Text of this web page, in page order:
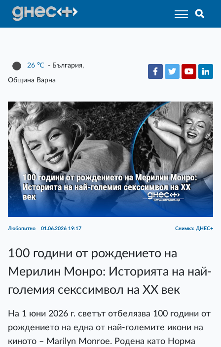
26 ℃ - България,
Община Варна
Любопитно 01.06.2026 19:17 Снимка: ДНЕС+
100 години от рождението на
Мерилин Монро: Историята на най-
големия секссимвол на ХХ век
На 1 юни 2026 г. светът отбелязва 100 години от
рождението на една от най-големите икони на
киното – Marilyn Monroe. Родена като Норма